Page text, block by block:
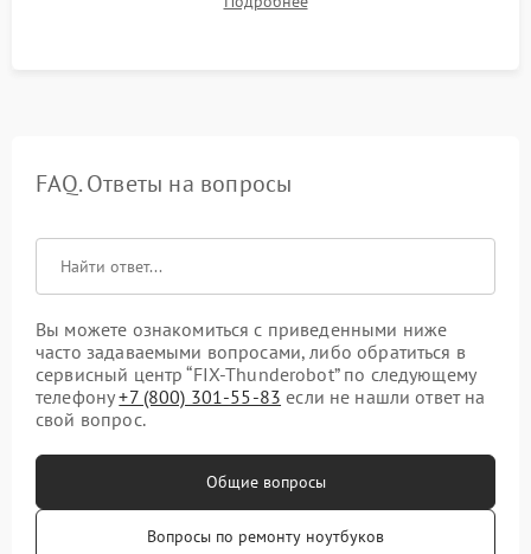
системы под пиковой нагрузкой.
FAQ. Ответы на вопросы
Вы можете ознакомиться с приведенными ниже
часто задаваемыми вопросами, либо обратиться в
сервисный центр “FIX-Thunderobot” по следующему
телефону+7 (800) 301-55-83 если не нашли ответ на
свой вопрос.
Общие вопросы
Вопросы по ремонту ноутбуков